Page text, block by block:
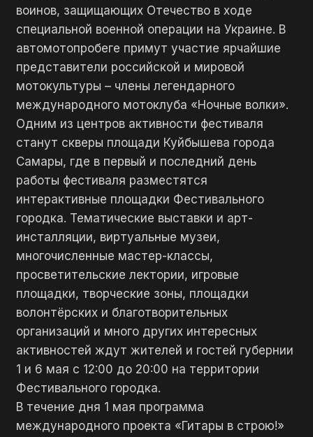
воинов, защищающих Отечество в ходе
специальной военной операции на Украине. В
автомотопробеге примут участие ярчайшие
представители российской и мировой
мотокультуры – члены легендарного
международного мотоклуба «Ночные волки».
Одним из центров активности фестиваля
станут скверы площади Куйбышева города
Самары, где в первый и последний день
работы фестиваля разместятся
интерактивные площадки Фестивального
городка. Тематические выставки и арт-
инсталляции, виртуальные музеи,
многочисленные мастер-классы,
просветительские лектории, игровые
площадки, творческие зоны, площадки
волонтёрских и благотворительных
организаций и много других интересных
активностей ждут жителей и гостей губернии
1 и 6 мая с 12:00 до 20:00 на территории
Фестивального городка.
В течение дня 1 мая программа
международного проекта «Гитары в строю!»